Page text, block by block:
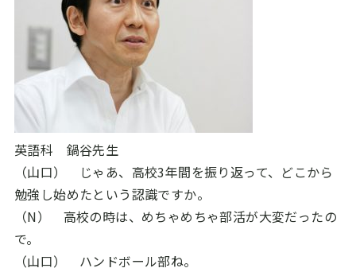
英語科 鍋谷先生
（山口） じゃあ、高校3年間を振り返って、どこから
勉強し始めたという認識ですか。
（N） 高校の時は、めちゃめちゃ部活が大変だったの
で。
（山口） ハンドボール部ね。